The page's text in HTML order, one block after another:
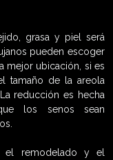
grasa y piel será
pueden escoger
mejor ubicación, si es
tamaño de la areola
reducción es hecha
los senos sean
el remodelado y el